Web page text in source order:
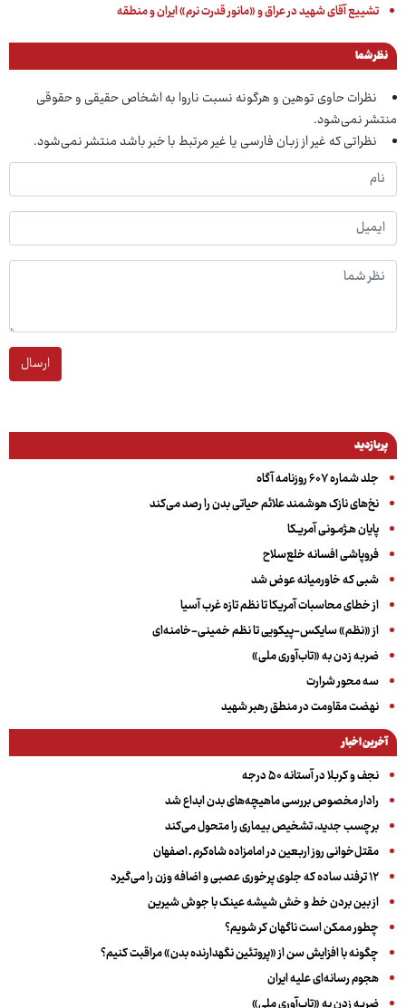
تشییع آقای شهید در عراق و «مانور قدرت نرم» ایران و منطقه
نظر شما
نظرات حاوی توهین و هرگونه نسبت ناروا به اشخاص حقیقی و حقوقی
منتشر نمی‌شود.
نظراتی که غیر از زبان فارسی یا غیر مرتبط با خبر باشد منتشر نمی‌شود.
ارسال
پربازدید
جلد شماره ۶۰۷ روزنامه آگاه
نخ‌های نازک هوشمند علائم حیاتی بدن را رصد می‌کند
پایان هـژمـونی آمریـکا
فروپاشی افسانه خلع‌سلاح
شبی که خاورمیانه عوض شد
از خطای محاسبات آمریکا تا نظم تازه غرب آسیا
از «نظم» سایکس-پیکویی تا نظم خمینی-خامنه‌ای
ضربه زدن به «تاب‌آوری ملی»
سه‌ محور شرارت
نهضت مقاومت در منطق رهبر شهید
آخرین اخبار
نجف و کربلا در آستانه ۵۰ درجه
رادار مخصوص بررسی ماهیچه‌های بدن ابداع شد
برچسب جدید، تشخیص بیماری را متحول می‌کند
مقتل‌خوانی روز اربعین در امامزاده شاه‌کرم ـ اصفهان
۱۲ ترفند ساده که جلوی پرخوری عصبی و اضافه ‌وزن را می‌گیرد
از بین بردن خط و خش شیشه عینک با جوش شیرین
چطور ممکن است ناگهان کر شویم؟
چگونه با افزایش سن از «پروتئین نگهدارنده بدن» مراقبت کنیم؟
هجوم رسانه‌ای علیه ایران